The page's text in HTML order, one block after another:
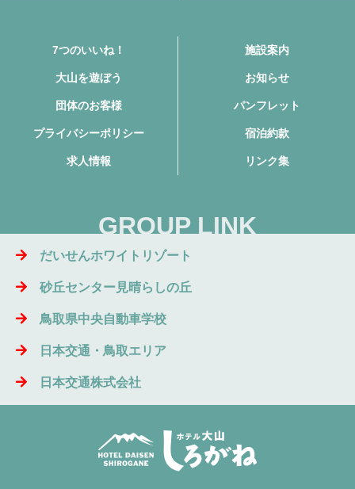
7つのいいね！ 施設案内
大山を遊ぼう お知らせ
団体のお客様 パンフレット
プライバシーポリシー 宿泊約款
求人情報 リンク集
GROUP LINK
だいせんホワイトリゾート
砂丘センター見晴らしの丘
鳥取県中央自動車学校
日本交通・鳥取エリア
日本交通株式会社